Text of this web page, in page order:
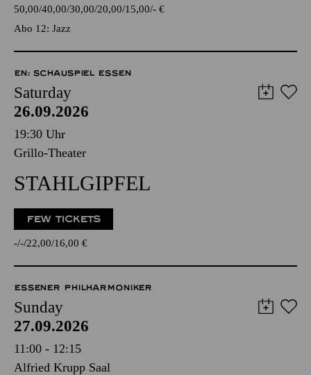
50,00 40,00 30,00 20,00 15,00 - €
Abo 12: Jazz
EN: SCHAUSPIEL ESSEN
Saturday
26.09.2026
19:30 Uhr
Grillo-Theater
STAHLGIPFEL
FEW TICKETS
- - 22,00 16,00 €
ESSENER PHILHARMONIKER
Sunday
27.09.2026
11:00 - 12:15
Alfried Krupp Saal